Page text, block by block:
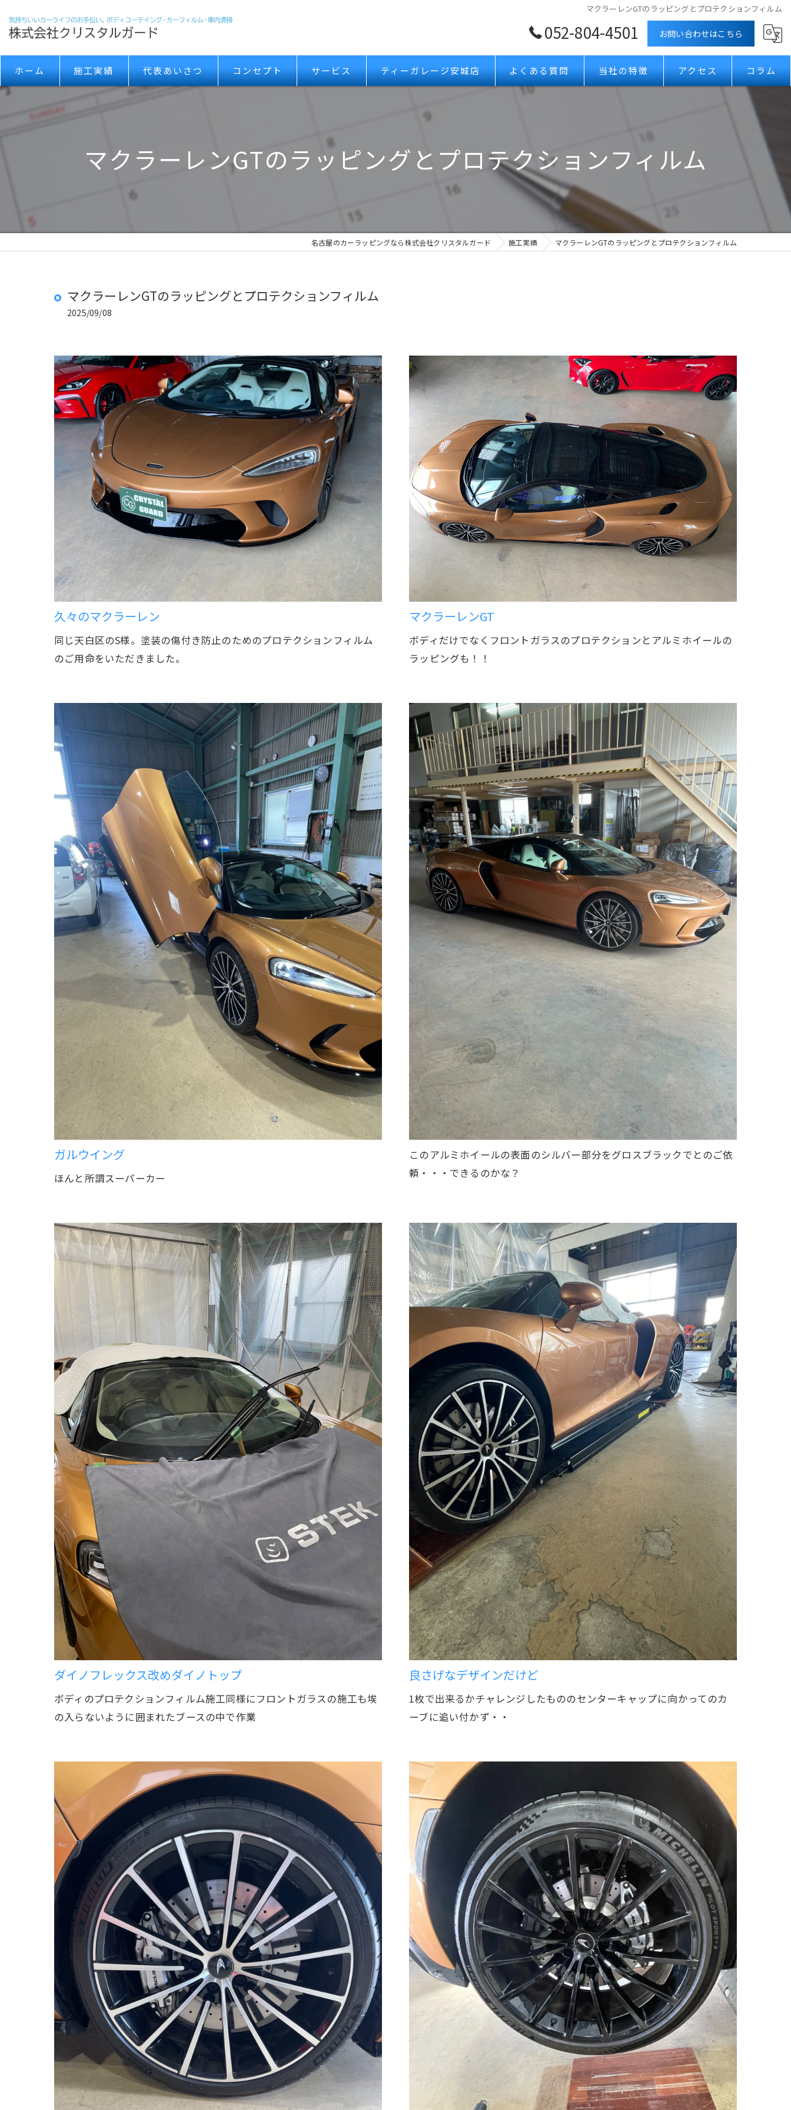
マクラーレンGTのラッピングとプロテクションフィルム
052-804-4501 お問い合わせはこちら
ホーム 施工実績 代表あいさつ コンセプト サービス ティーガレージ安城店 よくある質問 当社の特徴
ガラスコーティング
プロテクションフィルム
ホイールコーティング
アクセス コラム
マクラーレンGTのラッピングとプロテクションフィルム
名古屋のカーラッピングなら株式会社クリスタルガード 施工実績 マクラーレンGTのラッピングとプロテクションフィルム
マクラーレンGTのラッピングとプロテクションフィルム
2025/09/08
久々のマクラーレン
同じ天白区のS様。塗装の傷付き防止のためのプロテクションフィルム
のご用命をいただきました。
マクラーレンGT
ボディだけでなくフロントガラスのプロテクションとアルミホイールの
ラッピングも！！
ガルウイング
ほんと所謂スーパーカー
このアルミホイールの表面のシルバー部分をグロスブラックでとのご依
頼・・・できるのかな？
ダイノフレックス改めダイノトップ
ボディのプロテクションフィルム施工同様にフロントガラスの施工も埃
の入らないように囲まれたブースの中で作業
良さげなデザインだけど
1枚で出来るかチャレンジしたもののセンターキャップに向かってのカ
ーブに追い付かず・・